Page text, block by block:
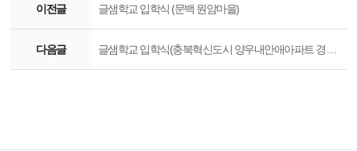
이전글 글샘학교 입학식 (문백 원암마을)
다음글